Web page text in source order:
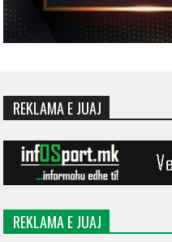
REKLAMA E JUAJ
REKLAMA E JUAJ